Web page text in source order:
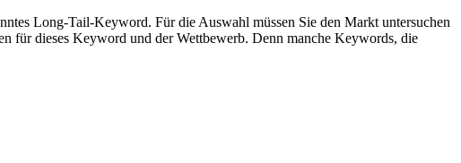
Long-Tail-Keyword. Für die Auswahl müssen Sie den Markt untersuchen
für dieses Keyword und der Wettbewerb. Denn manche Keywords, die